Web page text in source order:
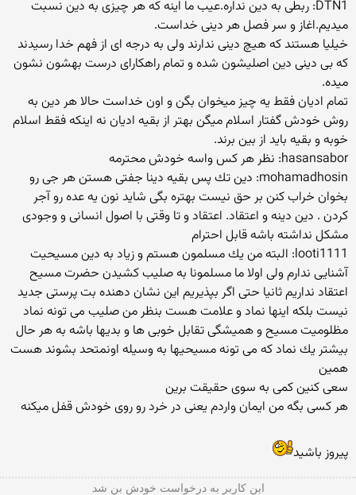
DTN1: ربطی به دین نداره.عیب ما اینه که هر چیزی به دین نسبت
میدیم.اغاز و سر فصل هر دینی خداست.
خیلیا هستند که هیچ دینی ندارند ولی به درجه ای از فهم خدا رسیدند
که بی دینی دین اصلیشون شده و تمام راهکارای درست بهشون نشون
میده.
تمام ادیان فقط یه چیز میخوان بگن و اون خداست حالا هر دین به
روش خودش گفتار اسلام میگن بهتر از بقیه ادیان نه اینکه فقط اسلام
خوبه و بقیه باید از بین برند.
hasansabor: نظر هر كس واسه خودش محترمه
mohamadhosin: دین تك پس بقیه دینا جفتی هستن هر جی رو
بخوان خراب كنن بر حق نیست بهتره بگی شاید نون یه عده رو آجر
كردن . دین دینه و اعتقاد. اعتقاد و تا وقتی با اصول انسانی و وجودی
مشكل نداشته باشه قابل احترام
looti1111: البته من یك مسلمون هستم و زیاد به دین مسیحیت
آشنایی ندارم ولی اولا ما مسلمونا به صلیب كشیدن حضرت مسیح
اعتقاد نداریم ثانیا حتی اگر بپذیریم این نشان دهنده بت پرستی جدید
نیست بلكه اینها نماد و علامت هست بنظر من صلیب می تونه نماد
مظلومیت مسیح و همیشگی تقابل خوبی ها و بدیها باشه به هر حال
بیشتر یك نماد كه می تونه مسیحیها به وسیله اونمتحد بشوند هست
همین
سعی كنین كمی به سوی حقیقت برین
هر كسی بگه من ایمان واردم یعنی در خرد رو روی خودش قفل میكنه
پیروز باشید
این كاربر به درخواست خودش بن شد